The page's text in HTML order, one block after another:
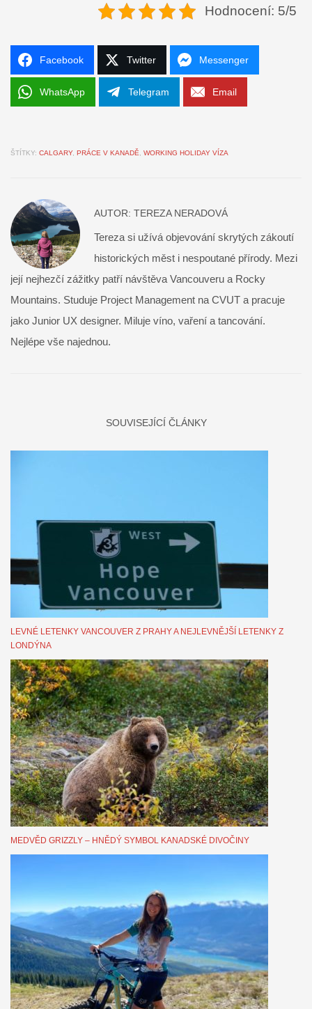
Hodnocení: 5/5
Facebook Twitter Messenger
WhatsApp Telegram Email
ŠTÍTKY: CALGARY, PRÁCE V KANADĚ WORKING HOLIDAY VÍZA
AUTOR: TEREZA NERADOVÁ
Tereza si užívá objevování skrytých zákoutí
historických měst i nespoutané přírody. Mezi
její nejhezčí zážitky patří návštěva Vancouveru a Rocky
Mountains. Studuje Project Management na CVUT a pracuje
jako Junior UX designer. Miluje víno, vaření a tancování.
Nejlépe vše najednou.
SOUVISEJÍCÍ ČLÁNKY
LEVNÉ LETENKY VANCOUVER Z PRAHY A NEJLEVNĚJŠÍ LETENKY Z
LONDÝNA
MEDVĚD GRIZZLY – HNĚDÝ SYMBOL KANADSKÉ DIVOČINY